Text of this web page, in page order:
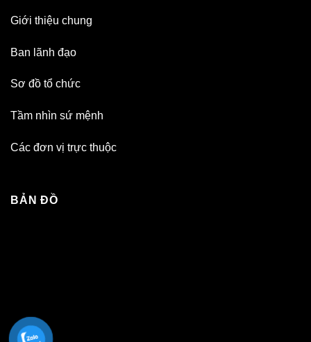
Giới thiệu chung
Ban lãnh đạo
Sơ đồ tổ chức
Tầm nhìn sứ mệnh
Các đơn vị trực thuộc
BẢN ĐỒ